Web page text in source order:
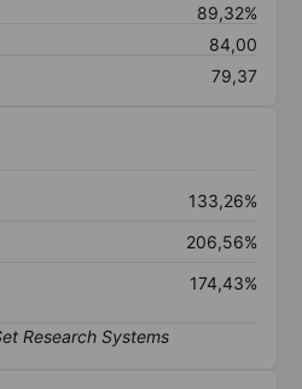
89,32%
84,00
79,37
133,26%
206,56%
174,43%